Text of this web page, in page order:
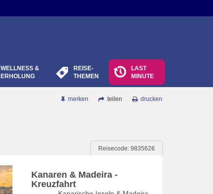
WELLNESS &
ERHOLUNG
REISE-
THEMEN
LAST
MINUTE
drucken
teilen
merken
Reisecode: 9835626
Kanaren & Madeira -
Kreuzfahrt